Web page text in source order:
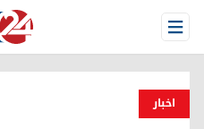
Open Menu
اخبار